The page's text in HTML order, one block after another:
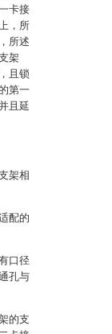
卡接
，所
所述
架
且锁
第一
且延
架相
配的
口径
孔与
的支